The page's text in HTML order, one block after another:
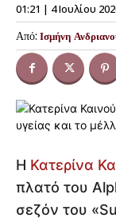
01:21 | 4 Ιουλίου
Από: Ισμήνη
Η Κατερίνα
πλατό του
σεζόν του